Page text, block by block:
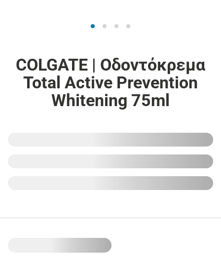
COLGATE | Οδοντόκρεμα
Total Active Prevention
Whitening 75ml